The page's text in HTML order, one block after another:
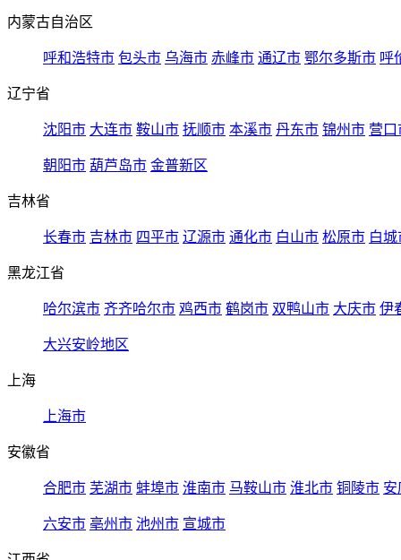
内蒙古自治区
呼和浩特市 包头市 乌海市 赤峰市 通辽市 鄂尔多斯市 呼
辽宁省
沈阳市 大连市 鞍山市 抚顺市 本溪市 丹东市 锦州市 营口
朝阳市 葫芦岛市 金普新区
吉林省
长春市 吉林市 四平市 辽源市 通化市 白山市 松原市 白城
黑龙江省
哈尔滨市 齐齐哈尔市 鸡西市 鹤岗市 双鸭山市 大庆市 伊
大兴安岭地区
上海
上海市
安徽省
合肥市 芜湖市 蚌埠市 淮南市 马鞍山市 淮北市 铜陵市 安
六安市 亳州市 池州市 宣城市